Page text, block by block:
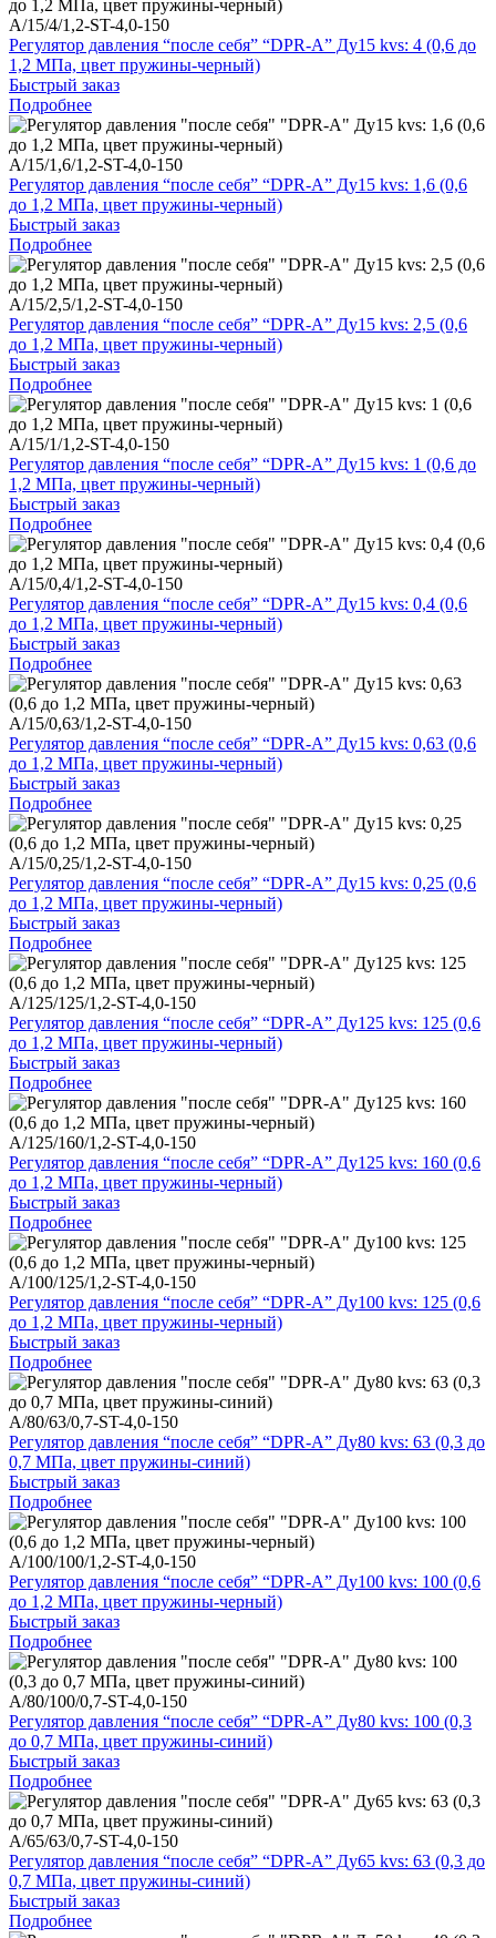
A/15/4/1,2-ST-4,0-150
Регулятор давления “после себя” “DPR-A” Ду15 kvs: 4 (0,6 до
1,2 МПа, цвет пружины-черный)
Быстрый заказ
Подробнее
A/15/1,6/1,2-ST-4,0-150
Регулятор давления “после себя” “DPR-A” Ду15 kvs: 1,6 (0,6
до 1,2 МПа, цвет пружины-черный)
Быстрый заказ
Подробнее
A/15/2,5/1,2-ST-4,0-150
Регулятор давления “после себя” “DPR-A” Ду15 kvs: 2,5 (0,6
до 1,2 МПа, цвет пружины-черный)
Быстрый заказ
Подробнее
A/15/1/1,2-ST-4,0-150
Регулятор давления “после себя” “DPR-A” Ду15 kvs: 1 (0,6 до
1,2 МПа, цвет пружины-черный)
Быстрый заказ
Подробнее
A/15/0,4/1,2-ST-4,0-150
Регулятор давления “после себя” “DPR-A” Ду15 kvs: 0,4 (0,6
до 1,2 МПа, цвет пружины-черный)
Быстрый заказ
Подробнее
A/15/0,63/1,2-ST-4,0-150
Регулятор давления “после себя” “DPR-A” Ду15 kvs: 0,63 (0,6
до 1,2 МПа, цвет пружины-черный)
Быстрый заказ
Подробнее
A/15/0,25/1,2-ST-4,0-150
Регулятор давления “после себя” “DPR-A” Ду15 kvs: 0,25 (0,6
до 1,2 МПа, цвет пружины-черный)
Быстрый заказ
Подробнее
A/125/125/1,2-ST-4,0-150
Регулятор давления “после себя” “DPR-A” Ду125 kvs: 125 (0,6
до 1,2 МПа, цвет пружины-черный)
Быстрый заказ
Подробнее
A/125/160/1,2-ST-4,0-150
Регулятор давления “после себя” “DPR-A” Ду125 kvs: 160 (0,6
до 1,2 МПа, цвет пружины-черный)
Быстрый заказ
Подробнее
A/100/125/1,2-ST-4,0-150
Регулятор давления “после себя” “DPR-A” Ду100 kvs: 125 (0,6
до 1,2 МПа, цвет пружины-черный)
Быстрый заказ
Подробнее
A/80/63/0,7-ST-4,0-150
Регулятор давления “после себя” “DPR-A” Ду80 kvs: 63 (0,3 до
0,7 МПа, цвет пружины-синий)
Быстрый заказ
Подробнее
A/100/100/1,2-ST-4,0-150
Регулятор давления “после себя” “DPR-A” Ду100 kvs: 100 (0,6
до 1,2 МПа, цвет пружины-черный)
Быстрый заказ
Подробнее
A/80/100/0,7-ST-4,0-150
Регулятор давления “после себя” “DPR-A” Ду80 kvs: 100 (0,3
до 0,7 МПа, цвет пружины-синий)
Быстрый заказ
Подробнее
A/65/63/0,7-ST-4,0-150
Регулятор давления “после себя” “DPR-A” Ду65 kvs: 63 (0,3 до
0,7 МПа, цвет пружины-синий)
Быстрый заказ
Подробнее